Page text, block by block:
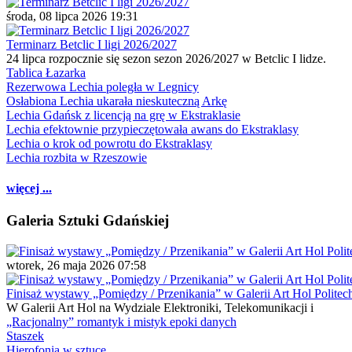
środa, 08 lipca 2026 19:31
Terminarz Betclic I ligi 2026/2027
24 lipca rozpocznie się sezon sezon 2026/2027 w Betclic I lidze.
Tablica Łazarka
Rezerwowa Lechia poległa w Legnicy
Osłabiona Lechia ukarała nieskuteczną Arkę
Lechia Gdańsk z licencją na grę w Ekstraklasie
Lechia efektownie przypieczętowała awans do Ekstraklasy
Lechia o krok od powrotu do Ekstraklasy
Lechia rozbita w Rzeszowie
więcej ...
Galeria Sztuki Gdańskiej
wtorek, 26 maja 2026 07:58
Finisaż wystawy „Pomiędzy / Przenikania” w Galerii Art Hol
W Galerii Art Hol na Wydziale Elektroniki, Telekomunikacji i
„Racjonalny” romantyk i mistyk epoki danych
Staszek